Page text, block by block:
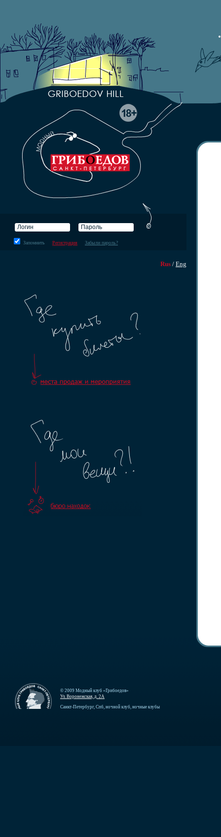
Запомнить Регистрация Забыли пароль?
Rus / Eng
© 2009 Модный клуб «Грибоедов»
Ул. Воронежская, д. 2А
Санкт-Петербург, Спб, ночной клуб, ночные клубы